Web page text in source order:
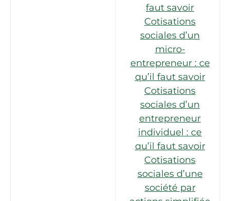
faut savoir
Cotisations
sociales d’un
micro-
entrepreneur : ce
qu’il faut savoir
Cotisations
sociales d’un
entrepreneur
individuel : ce
qu’il faut savoir
Cotisations
sociales d’une
société par